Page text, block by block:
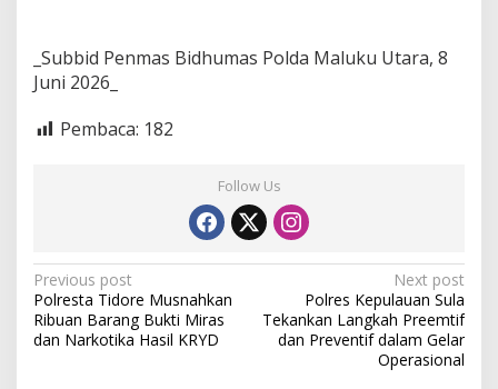
_Subbid Penmas Bidhumas Polda Maluku Utara, 8
Juni 2026_
Pembaca: 182
Follow Us
P
o
s
Previous post
Polresta Tidore Musnahkan
Ribuan Barang Bukti Miras
dan Narkotika Hasil KRYD
Next post
Polres Kepulauan Sula
Tekankan Langkah Preemtif
dan Preventif dalam Gelar
Operasional